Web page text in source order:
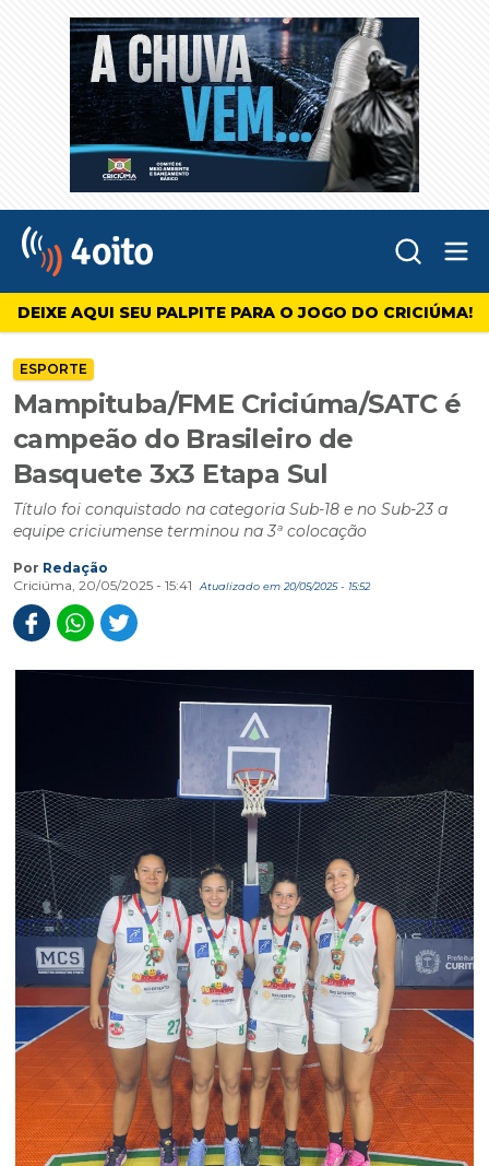
4oito
DEIXE AQUI SEU PALPITE PARA O JOGO DO CRICIÚMA!
ESPORTE
Mampituba/FME Criciúma/SATC é
campeão do Brasileiro de
Basquete 3x3 Etapa Sul
Título foi conquistado na categoria Sub-18 e no Sub-23 a
equipe criciumense terminou na 3ª colocação
Por Redação
Criciúma, 20/05/2025 - 15:41
Atualizado em 20/05/2025 - 15:52